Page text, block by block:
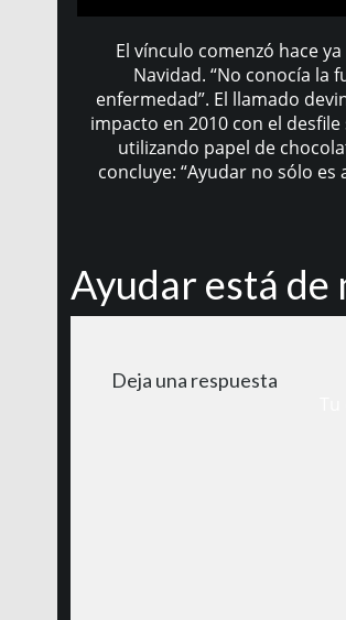
El vínculo comenzó hace
Navidad. “No conocía la
enfermedad”. El llamado
impacto en 2010 con el
utilizando papel de
concluye: “Ayudar no sólo
Ayudar está de
Deja una respuesta